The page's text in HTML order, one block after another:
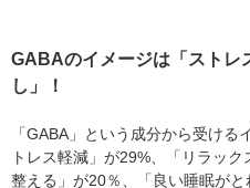
GABAのイメージは「ストレ
し」！
「GABA」という成分から受け
トレス軽減」が29%、「リラッ
整える」が20％、「良い睡眠が